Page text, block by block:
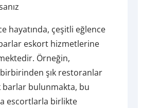
hayatında, çeşitli eğlence
eskort hizmetlerine
Örneğin,
birbirinden şık restoranlar
barlar bulunmakta, bu
escortlarla birlikte